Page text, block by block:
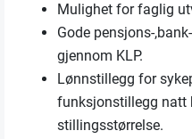
Mulighet for faglig
Gode pensjons-
gjennom KLP.
Lønnstillegg for
funksjonstillegg natt
stillingsstørrelse.